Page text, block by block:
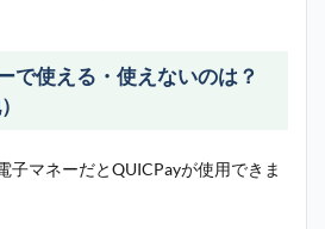
で使える・使えないのは？
子マネーだとQUICPayが使用できま